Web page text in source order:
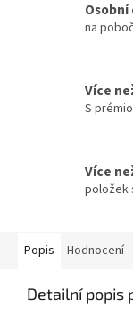
na
Více
S
Více
položek
Popis Hodnocení
Detailní popis